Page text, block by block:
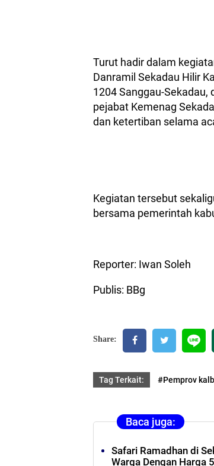
Turut hadir dalam
Danramil Sekadau Hilir
1204 Sanggau-Sekadau,
pejabat Kemenag
dan ketertiban selama
Kegiatan tersebut
bersama pemerintah
Reporter: Iwan Soleh
Publis: BBg
Share:
Tag Terkait: #Pemprov
Baca juga:
Safari Ramadhan di
Warga Dengan Harga